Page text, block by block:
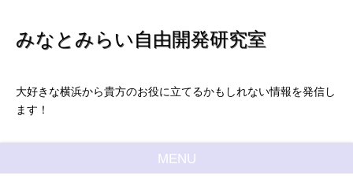
みなとみらい自由開発研究室
大好きな横浜から貴方のお役に立てるかもしれない情報を発信し
ます！
MENU